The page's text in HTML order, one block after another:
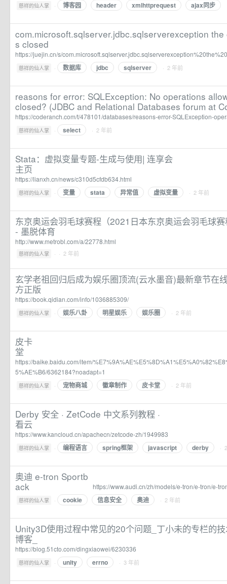
慈祥的仙人掌 · 博客园 header xmlhttprequest ajax同步
com.microsoft.sqlserver.jdbc.sqlserverexception
s closed
https://juejin.cn/s/
慈祥的仙人掌 · 数据库 jdbc sqlserver · 2 年前
reasons for error: SQLException: No operations
closed? (JDBC and Relational Databases forum at
https://coderanch.com/t/478101/databases/reasons-error-SQLException-
慈祥的仙人掌 · select · 2 年前
Stata：虚拟变量专题-生成与使用| 连享会
主页
https://lianxh.cn/news/c310d5cfdb634.html
慈祥的仙人掌 · 变量 stata 异常值 虚拟变量 · 2 年前
东京奥运会羽毛球赛程（2021日本东京奥运会羽毛球
- 墨脱体育
http://www.metrobl.com/a/22778.html
慈祥的仙人掌 · · 2 年前
玄学老祖回归后成为娱乐圈顶流(云水墨音)最新章节在
方正版
https://book.qidian.com/info/1036885309/
慈祥的仙人掌 · 娱乐八卦 明星娱乐 娱乐圈 · 2 年前
皮卡
堂
https://baike.baidu.com/item/
5%AE%B6/6362184?noadapt=1
慈祥的仙人掌 · 宠物商城 徽章制作 皮卡堂 · 2 年前
Derby 安全 · ZetCode 中文系列教程 ·
看云
https://www.kancloud.cn/apachecn/zetcode-zh/1949983
慈祥的仙人掌 · 编程语言 spring框架 javascript derby ·
奥迪 e-tron Sportb
ack
https://www.audi.cn/zh/models/e-tron/e-tron/e-
慈祥的仙人掌 · cookie 信息安全 奥迪 · 2 年前
Unity3D使用过程中常见的20个问题_丁小未的专栏的
博客_
https://blog.51cto.com/dingxiaowei/6230336
慈祥的仙人掌 · unity errno · 3 年前